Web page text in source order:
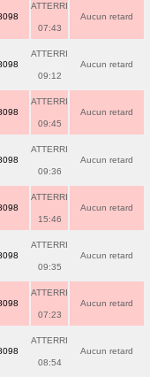
ATTERRI
07:43
Aucun retard
ATTERRI
09:12
Aucun retard
ATTERRI
09:45
Aucun retard
ATTERRI
09:36
Aucun retard
ATTERRI
15:46
Aucun retard
ATTERRI
09:35
Aucun retard
ATTERRI
07:23
Aucun retard
ATTERRI
08:54
Aucun retard